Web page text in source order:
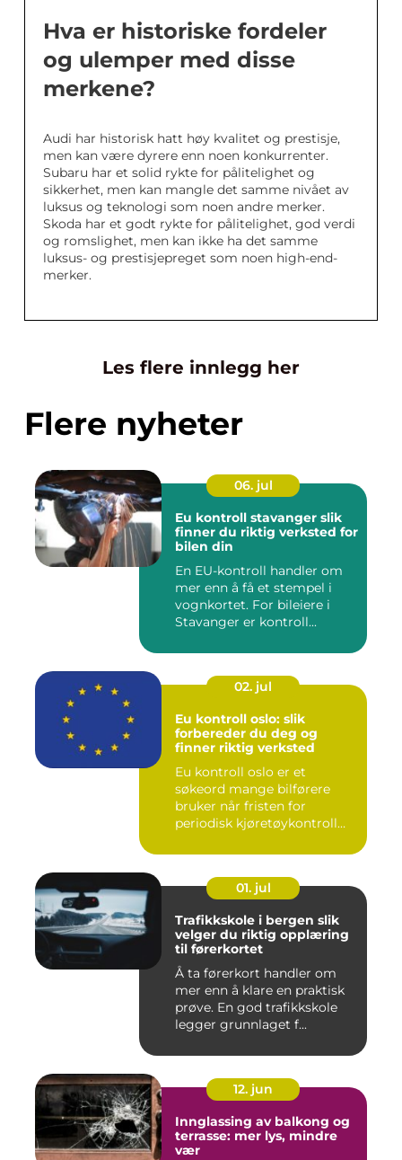
Hva er historiske fordeler
og ulemper med disse
merkene?
Audi har historisk hatt høy kvalitet og prestisje,
men kan være dyrere enn noen konkurrenter.
Subaru har et solid rykte for pålitelighet og
sikkerhet, men kan mangle det samme nivået av
luksus og teknologi som noen andre merker.
Skoda har et godt rykte for pålitelighet, god verdi
og romslighet, men kan ikke ha det samme
luksus- og prestisjepreget som noen high-end-
merker.
Les flere innlegg her
Flere nyheter
06. jul
Eu kontroll stavanger slik
finner du riktig verksted for
bilen din
En EU-kontroll handler om
mer enn å få et stempel i
vognkortet. For bileiere i
Stavanger er kontroll...
02. jul
Eu kontroll oslo: slik
forbereder du deg og
finner riktig verksted
Eu kontroll oslo er et
søkeord mange bilførere
bruker når fristen for
periodisk kjøretøykontroll
01. jul
Trafikkskole i bergen slik
velger du riktig opplæring
til førerkortet
Å ta førerkort handler om
mer enn å klare en praktisk
prøve. En god trafikkskole
legger grunnlaget f...
12. jun
Innglassing av balkong og
terrasse: mer lys, mindre
vær